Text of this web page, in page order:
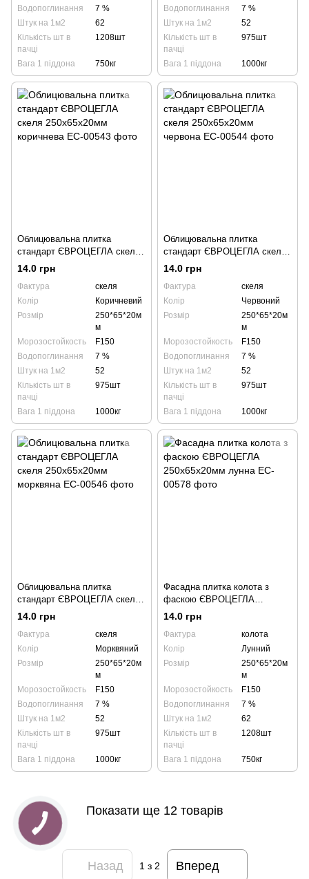
Водопоглинання
7 %
Штук на 1м2
62
Кількість шт в
пачці
1208шт
Вага 1 піддона 750кг
Водопоглинання
7 %
Штук на 1м2
52
Кількість шт в
пачці
975шт
Вага 1 піддона 1000кг
Облицювальна плитка
стандарт ЄВРОЦЕГЛА скеля
250х65х20мм коричнева
14.0 грн
Фактура
скеля
Колір
Коричневий
Розмір
250*65*20м
м
Морозостойкость
F150
Водопоглинання
7 %
Штук на 1м2
52
Кількість шт в
пачці
975шт
Вага 1 піддона 1000кг
Облицювальна плитка
стандарт ЄВРОЦЕГЛА скеля
250х65х20мм червона
14.0 грн
Фактура
скеля
Колір
Червоний
Розмір
250*65*20м
м
Морозостойкость
F150
Водопоглинання
7 %
Штук на 1м2
52
Кількість шт в
пачці
975шт
Вага 1 піддона 1000кг
Облицювальна плитка
стандарт ЄВРОЦЕГЛА скеля
250х65х20мм морквяна
14.0 грн
Фактура
скеля
Колір
Морквяний
Розмір
250*65*20м
м
Морозостойкость
F150
Водопоглинання
7 %
Штук на 1м2
52
Кількість шт в
пачці
975шт
Вага 1 піддона 1000кг
Фасадна плитка колота з
фаскою ЄВРОЦЕГЛА
250х65х20мм лунна
14.0 грн
Фактура
колота
Колір
Лунний
Розмір
250*65*20м
м
Морозостойкость
F150
Водопоглинання
7 %
Штук на 1м2
62
Кількість шт в
пачці
1208шт
Вага 1 піддона 750кг
Показати ще 12 товарів
Назад 1з 2 Вперед